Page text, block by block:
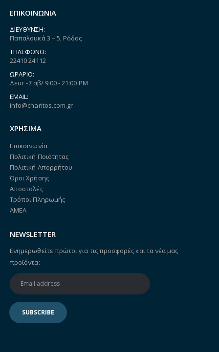
ΕΠΙΚΟΙΝΩΝΙΑ
ΔΙΕΎΘΥΝΣΗ:
Παπαλουκά 3 – 5, Ρόδος
ΤΗΛΈΦΩΝΟ:
22410 24112
ΩΡΆΡΙΟ:
Δευτ - Σαβ/ 9:00 - 21:00 PM
EMAIL:
info@charitos.com.gr
ΧΡΗΣΙΜΑ
Επικοινωνία
Πολιτική Ποιότητας
Πολιτική Απορρήτου
Όροι Χρήσης
Αποστολές
Τρόποι Πληρωμής
ΑΜΕΑ
NEWSLETTER
Ενημερωθείτε πρώτοι για τις προσφορές και τα νέα μας
προϊόντα: